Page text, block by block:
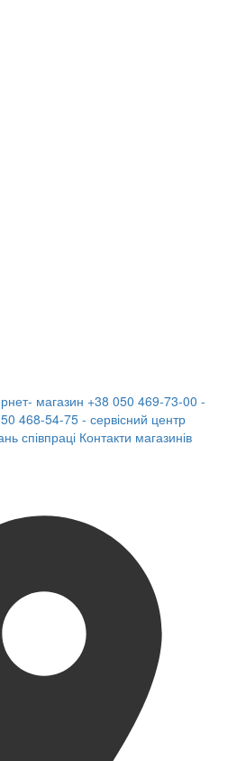
магазин +38 050 469-73-00 -
468-54-75 - сервісний центр
співпраці Контакти магазинів